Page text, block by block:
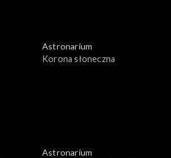
Astronarium
Korona słoneczna
Astronarium